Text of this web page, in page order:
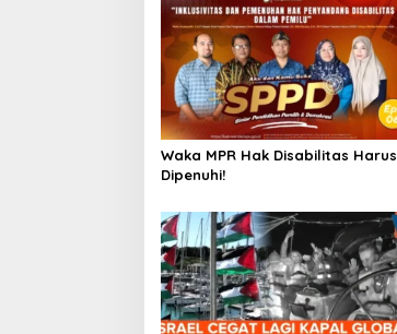
Waka MPR Hak Disabilitas Harus
Dipenuhi!